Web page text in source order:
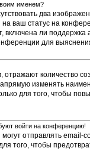
именем?
два
ваш статус на
включена ли
для
количество
изменять
для того, чтобы
войти на конференцию!
могут отправлять
того, чтобы